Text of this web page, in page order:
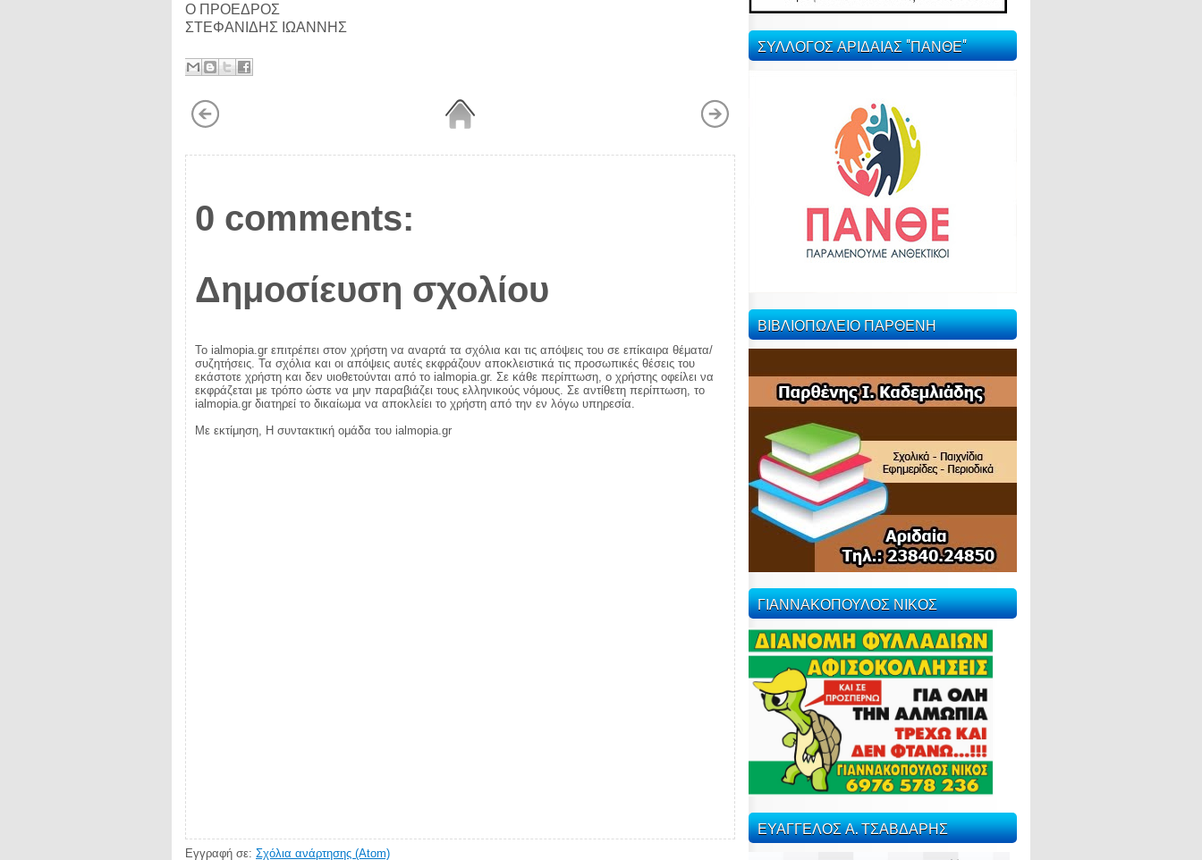
Ο ΠΡΟΕΔΡΟΣ
ΣΤΕΦΑΝΙΔΗΣ ΙΩΑΝΝΗΣ
0 comments:
Δημοσίευση σχολίου
Το ialmopia.gr επιτρέπει στον χρήστη να αναρτά τα σχόλια και τις απόψεις του σε επίκαιρα θέματα/
συζητήσεις. Τα σχόλια και οι απόψεις αυτές εκφράζουν αποκλειστικά τις προσωπικές θέσεις του
εκάστοτε χρήστη και δεν υιοθετούνται από το ialmopia.gr. Σε κάθε περίπτωση, ο χρήστης οφείλει να
εκφράζεται με τρόπο ώστε να μην παραβιάζει τους ελληνικούς νόμους. Σε αντίθετη περίπτωση, το
ialmopia.gr διατηρεί το δικαίωμα να αποκλείει το χρήστη από την εν λόγω υπηρεσία.
Με εκτίμηση, Η συντακτική ομάδα του ialmopia.gr
Εγγραφή σε: Σχόλια ανάρτησης (Atom)
ΣΥΛΛΟΓΟΣ ΑΡΙΔΑΙΑΣ "ΠΑΝΘΕ"
ΒΙΒΛΙΟΠΩΛΕΙΟ ΠΑΡΘΕΝΗ
ΓΙΑΝΝΑΚΟΠΟΥΛΟΣ ΝΙΚΟΣ
ΕΥΑΓΓΕΛΟΣ Α. ΤΣΑΒΔΑΡΗΣ